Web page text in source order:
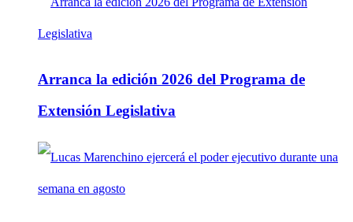
Arranca la edición 2026 del Programa de
Extensión Legislativa